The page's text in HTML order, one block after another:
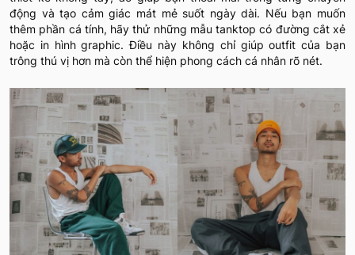
động và tạo cảm giác mát mẻ suốt ngày dài. Nếu bạn muốn
thêm phần cá tính, hãy thử những mẫu tanktop có đường cắt xẻ
hoặc in hình graphic. Điều này không chỉ giúp outfit của bạn
trông thú vị hơn mà còn thể hiện phong cách cá nhân rõ nét.